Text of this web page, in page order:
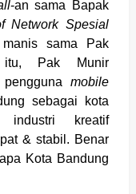
-an sama Bapak
Network Spesial
sama Pak
itu, Pak Munir
penggunamobile
sebagai kota
industri kreatif
& stabil. Benar
Kota Bandung